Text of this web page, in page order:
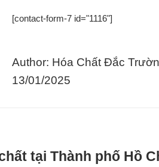
[contact-form-7 id="1116"]
Author: Hóa Chất Đắc
13/01/2025
tại Thành phố Hồ